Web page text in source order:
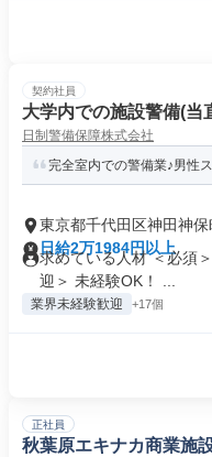
契約社員
大学内での施設警備(当
日制警備保障株式会社
完全室内での警備業♪男性
東京都千代田区神田神保
日給2万1984円以上
求めている人材 ＜必須
迎＞ 未経験OK！ ...
業界未経験歓迎 +17個
正社員
秋葉原エキナカ商業施